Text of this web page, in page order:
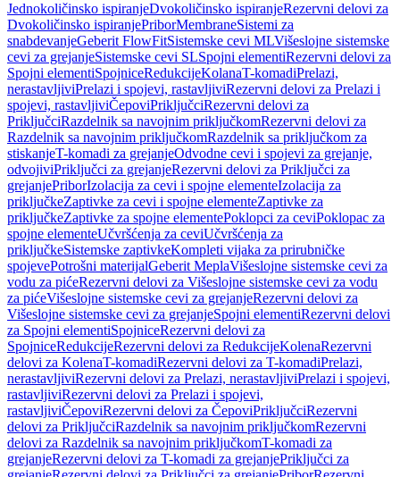
Jednokoličinsko ispiranjeDvokoličinsko ispiranjeRezervni delovi za
Dvokoličinsko ispiranjePriborMembraneSistemi za
snabdevanjeGeberit FlowFitSistemske cevi MLVišeslojne sistemske
cevi za grejanjeSistemske cevi SLSpojni elementiRezervni delovi za
Spojni elementiSpojniceRedukcijeKolanaT-komadiPrelazi,
nerastavljiviPrelazi i spojevi, rastavljiviRezervni delovi za Prelazi i
spojevi, rastavljiviČepoviPriključciRezervni delovi za
PriključciRazdelnik sa navojnim priključkomRezervni delovi za
Razdelnik sa navojnim priključkomRazdelnik sa priključkom za
stiskanjeT-komadi za grejanjeOdvodne cevi i spojevi za grejanje,
odvojiviPriključci za grejanjeRezervni delovi za Priključci za
grejanjePriborIzolacija za cevi i spojne elementeIzolacija za
priključkeZaptivke za cevi i spojne elementeZaptivke za
priključkeZaptivke za spojne elementePoklopci za ceviPoklopac za
spojne elementeUčvršćenja za ceviUčvršćenja za
priključkeSistemske zaptivkeKompleti vijaka za prirubničke
spojevePotrošni materijalGeberit MeplaVišeslojne sistemske cevi za
vodu za pićeRezervni delovi za Višeslojne sistemske cevi za vodu
za pićeVišeslojne sistemske cevi za grejanjeRezervni delovi za
Višeslojne sistemske cevi za grejanjeSpojni elementiRezervni delovi
za Spojni elementiSpojniceRezervni delovi za
SpojniceRedukcijeRezervni delovi za RedukcijeKolenaRezervni
delovi za KolenaT-komadiRezervni delovi za T-komadiPrelazi,
nerastavljiviRezervni delovi za Prelazi, nerastavljiviPrelazi i spojevi,
rastavljiviRezervni delovi za Prelazi i spojevi,
rastavljiviČepoviRezervni delovi za ČepoviPriključciRezervni
delovi za PriključciRazdelnik sa navojnim priključkomRezervni
delovi za Razdelnik sa navojnim priključkomT-komadi za
grejanjeRezervni delovi za T-komadi za grejanjePriključci za